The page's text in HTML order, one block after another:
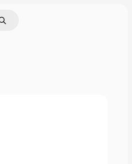
по изображению
Поиск